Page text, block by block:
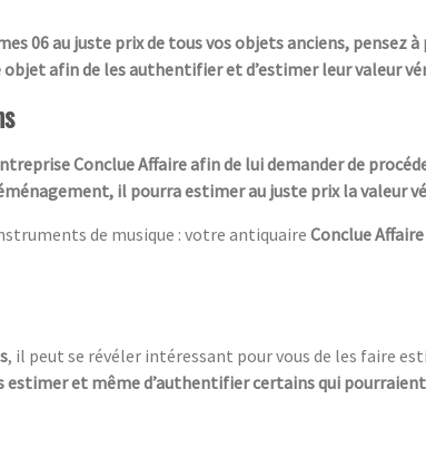
06 au juste prix de tous vos objets anciens, pensez à
afin de les authentifier et d’estimer leur valeur
Conclue Affaire afin de lui demander de
il pourra estimer au juste prix la valeur
de musique : votre antiquaire Conclue Affaire
, il peut se révéler intéressant pour vous de les faire
estimer et même d’authentifier certains qui